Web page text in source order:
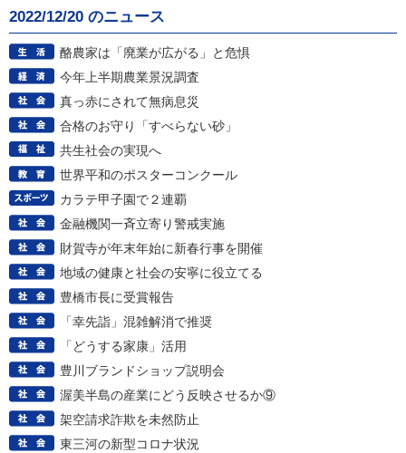
2022/12/20 のニュース
酪農家は「廃業が広がる」と危惧
今年上半期農業景況調査
真っ赤にされて無病息災
合格のお守り「すべらない砂」
共生社会の実現へ
世界平和のポスターコンクール
カラテ甲子園で２連覇
金融機関一斉立寄り警戒実施
財賀寺が年末年始に新春行事を開催
地域の健康と社会の安寧に役立てる
豊橋市長に受賞報告
「幸先詣」混雑解消で推奨
「どうする家康」活用
豊川ブランドショップ説明会
渥美半島の産業にどう反映させるか⑨
架空請求詐欺を未然防止
東三河の新型コロナ状況